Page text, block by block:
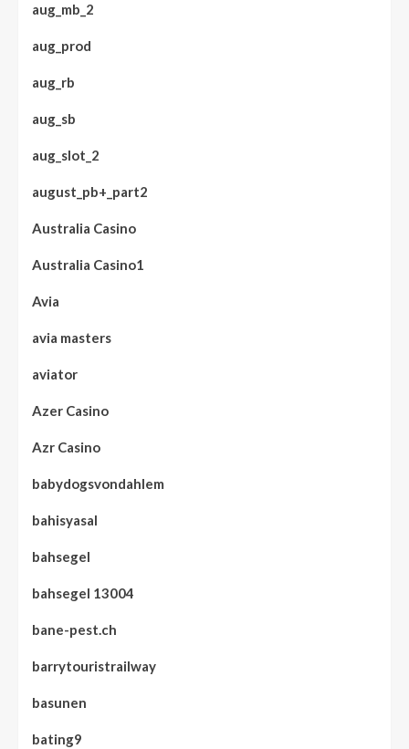
aug_mb_2
aug_prod
aug_rb
aug_sb
aug_slot_2
august_pb+_part2
Australia Casino
Australia Casino1
Avia
avia masters
aviator
Azer Casino
Azr Casino
babydogsvondahlem
bahisyasal
bahsegel
bahsegel 13004
bane-pest.ch
barrytouristrailway
basunen
bating9